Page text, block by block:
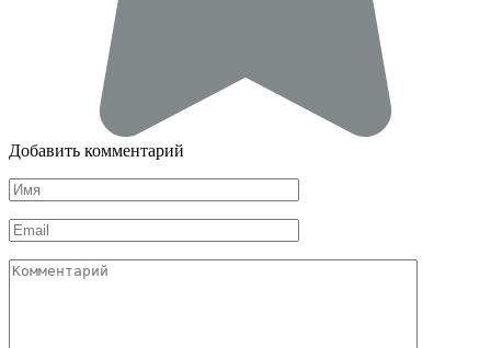
Добавить комментарий
Имя
*
Email
*
Комментарий